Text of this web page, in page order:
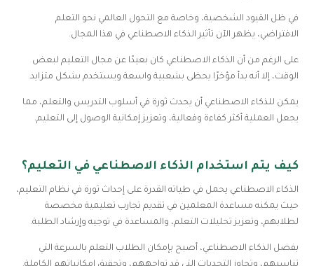
في ظل القيود الشخصية، وخاصة مع التحول العالمي نحو التعلم
الافتراضي، يظهر الآن تأثير الذكاء الاصطناعي في هذا المجال.
على الرغم من أن الذكاء الاصطناعي كان بعيدًا عن مجال التعليم لبعض
الوقت، إلا أنه بدأ مؤخرًا يحظى بشعبية واسعة ويستخدم بشكل متزايد.
يمكن للذكاء الاصطناعي أن يحدث ثورة في أسلوب التدريس والتعلم، مما
يجعل العملية أكثر كفاءة وفعالية، وتعزيز إمكانية الوصول إلى التعليم.
كيف يتم استخدام الذكاء الاصطناعي في التعليم؟
الذكاء الاصطناعي يحمل في طياته القدرة على إحداث ثورة في نظام التعليم،
حيث يمكنه مساعدة المعلمين في تقديم تجارب تعليمية مخصصة
لطلابهم، وتعزيز تحليلات التعلم، والمساعدة في توجيه وإرشاد الطلبة.
بفضل الذكاء الاصطناعي، أصبح بإمكان الطلاب التعلم بالسرعة التي